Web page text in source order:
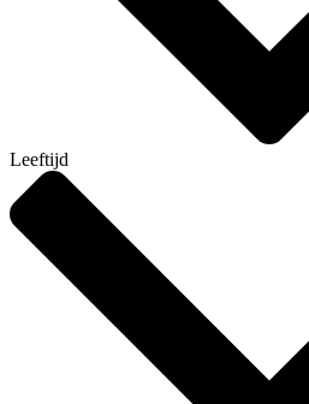
Leeftijd